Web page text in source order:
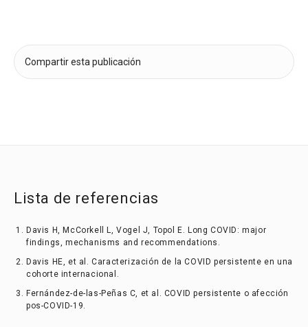
Compartir esta publicación
Lista de referencias
Davis H, McCorkell L, Vogel J, Topol E. Long COVID: major
findings, mechanisms and recommendations.
Davis HE, et al. Caracterización de la COVID persistente en una
cohorte internacional.
Fernández-de-las-Peñas C, et al. COVID persistente o afección
pos-COVID-19.